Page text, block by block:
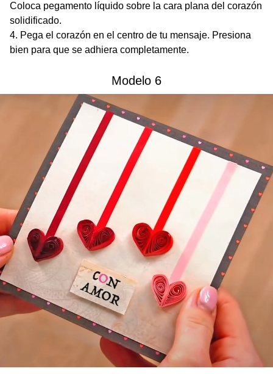
Coloca pegamento líquido sobre la cara plana del corazón
solidificado.
Pega el corazón en el centro de tu mensaje. Presiona
bien para que se adhiera completamente.
Modelo 6